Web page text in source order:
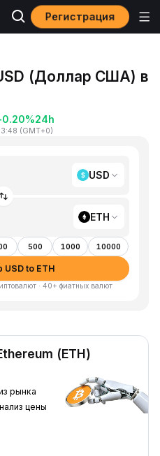
Регистрация
(Доллар США) в
24h
(GMT+0)
USD
ETH
500 1000 10000
USD to ETH
· 40+ фиатных валют
(ETH)
рынка
цены